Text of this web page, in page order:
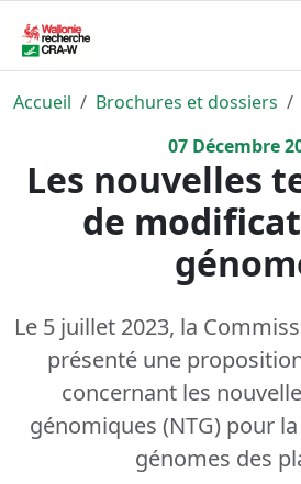
Accueil Brochures et dossiers
07 Décembre
Les nouvelles
de
Le 5 juillet 2023, la
présenté une
concernant les
génomiques (NTG) pour
génomes des